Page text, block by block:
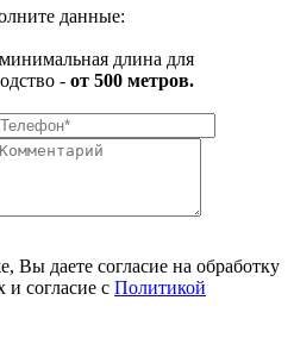
данные:
длина для
- от 500 метров.
даете согласие на обработку
согласие с Политикой